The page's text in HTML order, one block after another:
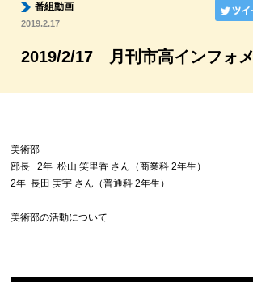
番組動画
2019.2.17
2019/2/17 月刊市高インフォ
美術部
部長 2年 松山 笑里香 さん（商業科 2年生）
2年 長田 実宇 さん（普通科 2年生）
美術部の活動について